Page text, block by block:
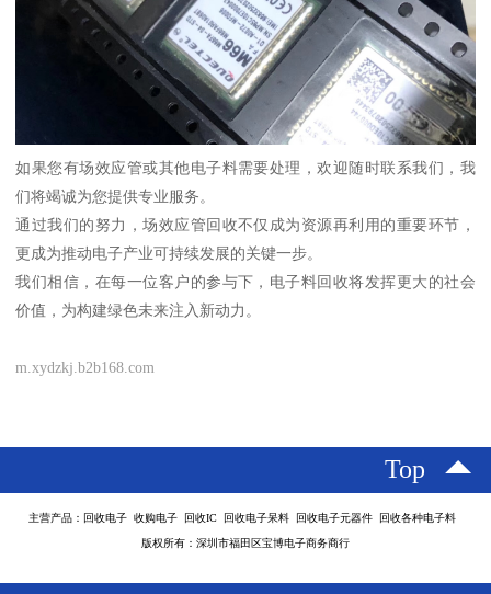
如果您有场效应管或其他电子料需要处理，欢迎随时联系我们，我
们将竭诚为您提供专业服务。
通过我们的努力，场效应管回收不仅成为资源再利用的重要环节，
更成为推动电子产业可持续发展的关键一步。
我们相信，在每一位客户的参与下，电子料回收将发挥更大的社会
价值，为构建绿色未来注入新动力。
m.xydzkj.b2b168.com
Top
主营产品：回收电子 收购电子 回收IC 回收电子呆料 回收电子元器件 回收各种电子料
版权所有：深圳市福田区宝博电子商务商行